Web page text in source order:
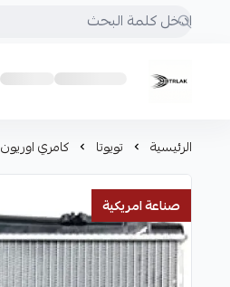
Motrlak
الرئيسية تويوتا كامري اوريون
صناعة امريكية